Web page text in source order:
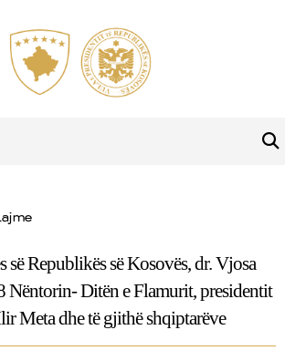
së Republikës së Kosovës, dr. Vjosa
Nëntorin- Ditën e Flamurit, presidentit
Meta dhe të gjithë shqiptarëve